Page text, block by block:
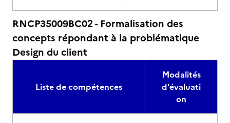
RNCP35009BC02 - Formalisation des
concepts répondant à la problématique
Design du client
Liste de compétences
Modalités
d'évaluati
on